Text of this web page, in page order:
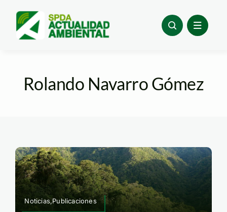
content
Rolando Navarro Gómez
Noticias,Publicaciones